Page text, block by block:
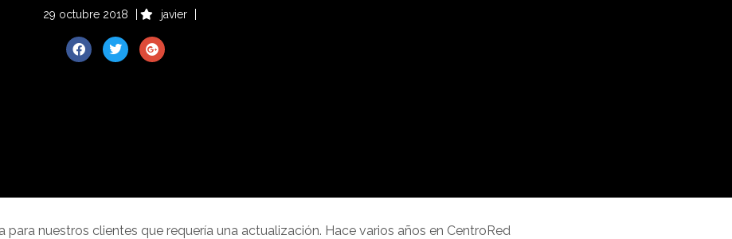
29 octubre 2018 javier
nuestros clientes que requería una actualización. Hace varios años en CentroRed